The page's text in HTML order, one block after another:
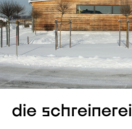
die schreinerei